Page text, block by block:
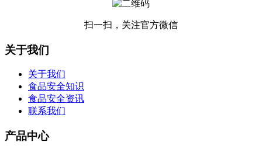
扫一扫，关注官方微信
关于我们
关于我们
食品安全知识
食品安全资讯
联系我们
产品中心